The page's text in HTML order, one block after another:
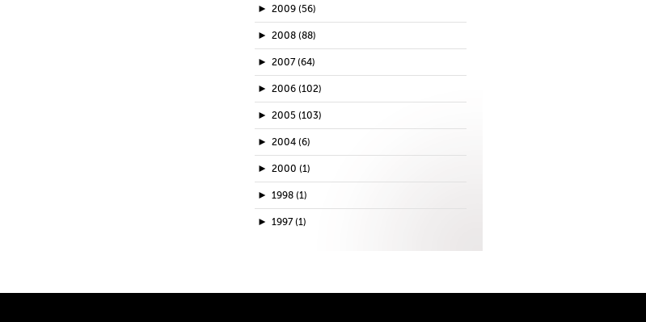
► 2009 (56)
► 2008 (88)
► 2007 (64)
► 2006 (102)
► 2005 (103)
► 2004 (6)
► 2000 (1)
► 1998 (1)
► 1997 (1)